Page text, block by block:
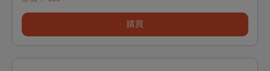
購買